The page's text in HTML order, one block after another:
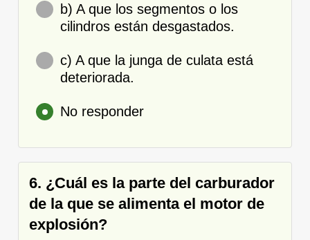
b) A que los segmentos o los
cilindros están desgastados.
c) A que la junga de culata está
deteriorada.
No responder
6. ¿Cuál es la parte del carburador
de la que se alimenta el motor de
explosión?